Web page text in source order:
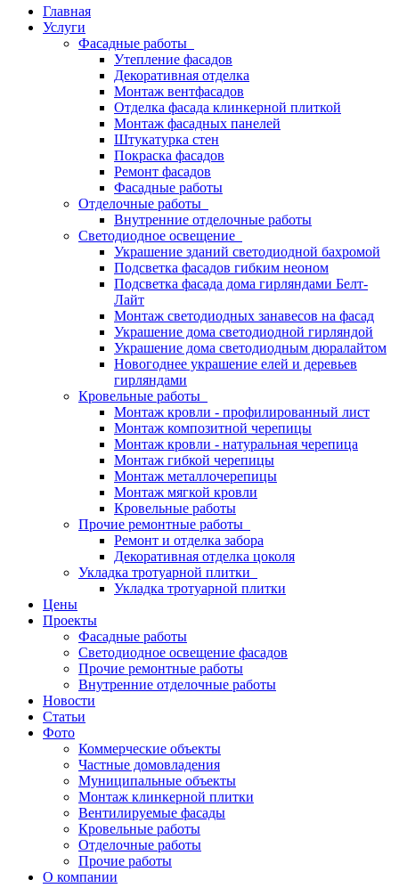
Главная
Услуги
Фасадные работы
Утепление фасадов
Декоративная отделка
Монтаж вентфасадов
Отделка фасада клинкерной плиткой
Монтаж фасадных панелей
Штукатурка стен
Покраска фасадов
Ремонт фасадов
Фасадные работы
Отделочные работы
Внутренние отделочные работы
Светодиодное освещение
Украшение зданий светодиодной бахромой
Подсветка фасадов гибким неоном
Подсветка фасада дома гирляндами Белт-
Лайт
Монтаж светодиодных занавесов на фасад
Украшение дома светодиодной гирляндой
Украшение дома светодиодным дюралайтом
Новогоднее украшение елей и деревьев
гирляндами
Кровельные работы
Монтаж кровли - профилированный лист
Монтаж композитной черепицы
Монтаж кровли - натуральная черепица
Монтаж гибкой черепицы
Монтаж металлочерепицы
Монтаж мягкой кровли
Кровельные работы
Прочие ремонтные работы
Ремонт и отделка забора
Декоративная отделка цоколя
Укладка тротуарной плитки
Укладка тротуарной плитки
Цены
Проекты
Фасадные работы
Светодиодное освещение фасадов
Прочие ремонтные работы
Внутренние отделочные работы
Новости
Статьи
Фото
Коммерческие объекты
Частные домовладения
Муниципальные объекты
Монтаж клинкерной плитки
Вентилируемые фасады
Кровельные работы
Отделочные работы
Прочие работы
О компании